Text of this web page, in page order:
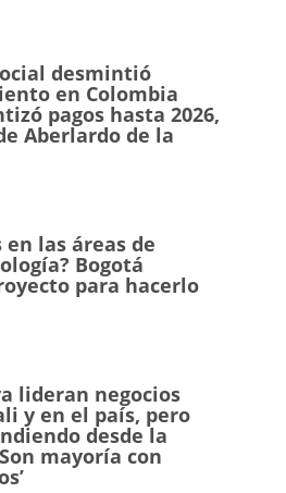
desmintió
en Colombia
pagos hasta 2026,
Aberlardo de la
las áreas de
Bogotá
para hacerlo
lideran negocios
y en el país, pero
desde la
mayoría con